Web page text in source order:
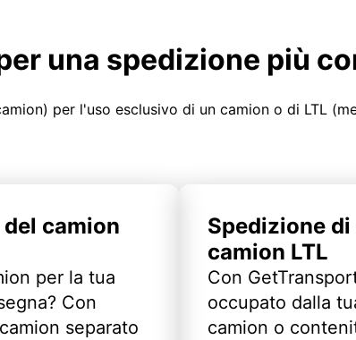
una spedizione più
per l'uso esclusivo di un camion o di LTL
camion
per la tua
Con
separato
Spedizione
camion LTL
Con
occupato dalla
camion o